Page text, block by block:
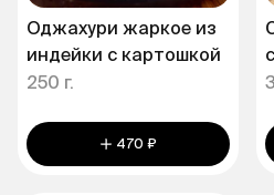
Оджахури жаркое из
индейки с картошкой
250 г.
470 ₽